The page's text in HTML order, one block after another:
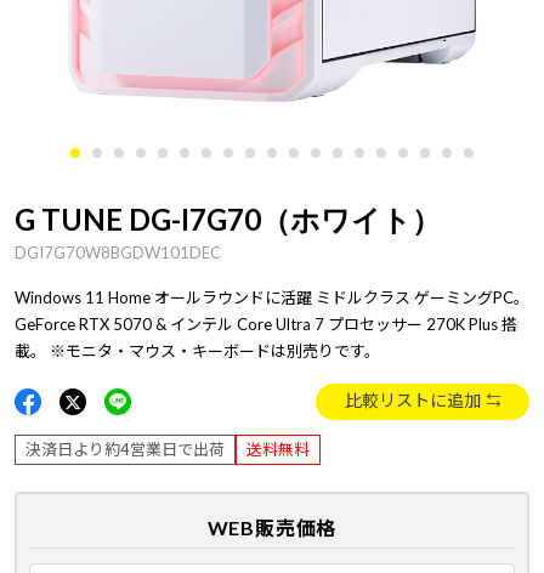
G TUNE DG-I7G70（ホワイト）
DGI7G70W8BGDW101DEC
Windows 11 Home オールラウンドに活躍 ミドルクラス ゲーミングPC。
GeForce RTX 5070 & インテル Core Ultra 7 プロセッサー 270K Plus 搭
載。 ※モニタ・マウス・キーボードは別売りです。
比較リストに追加
決済日より約4営業日で出荷 送料無料
WEB販売価格